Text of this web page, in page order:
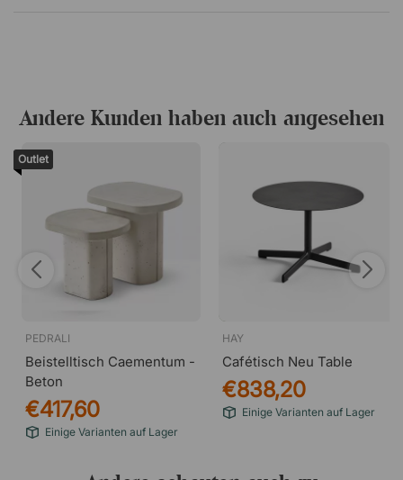
Andere Kunden haben auch angesehen
Outlet
PEDRALI
Beistelltisch Caementum -
Beton
€417,60
Einige Varianten auf Lager
HAY
Cafétisch Neu Table
€838,20
Einige Varianten auf Lager